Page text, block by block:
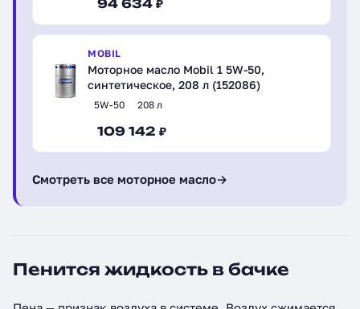
94 634 ₽
MOBIL
Моторное масло Mobil 1 5W-50,
синтетическое, 208 л (152086)
5W-50 208 л
109 142 ₽
Смотреть все моторное масло→
Пенится жидкость в бачке